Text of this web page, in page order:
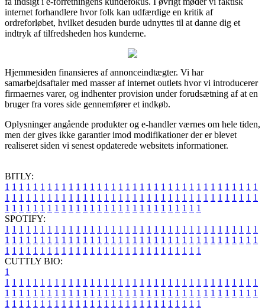
internet forhandlere hvor folk kan udfærdige en kritik af
ordreforløbet, hvilket desuden burde udnyttes til at danne dig et
indtryk af tilfredsheden hos kunderne.
Hjemmesiden finansieres af annonceindtægter. Vi har
samarbejdsaftaler med masser af internet outlets hvor vi introducerer
firmaernes varer, og indhenter provision under forudsætning af at en
bruger fra vores side gennemfører et indkøb.
Oplysninger angående produkter og e-handler værnes om hele tiden,
men der gives ikke garantier imod modifikationer der er blevet
realiseret siden vi senest opdaterede websitets informationer.
BITLY:
1 1 1 1 1 1 1 1 1 1 1 1 1 1 1 1 1 1 1 1 1 1 1 1 1 1 1 1 1 1 1 1 1 1 1 1
1 1 1 1 1 1 1 1 1 1 1 1 1 1 1 1 1 1 1 1 1 1 1 1 1 1 1 1 1 1 1 1 1 1 1 1
1 1 1 1 1 1 1 1 1 1 1 1 1 1 1 1 1 1 1 1 1 1 1 1 1 1 1 1
SPOTIFY:
1 1 1 1 1 1 1 1 1 1 1 1 1 1 1 1 1 1 1 1 1 1 1 1 1 1 1 1 1 1 1 1 1 1 1 1
1 1 1 1 1 1 1 1 1 1 1 1 1 1 1 1 1 1 1 1 1 1 1 1 1 1 1 1 1 1 1 1 1 1 1 1
1 1 1 1 1 1 1 1 1 1 1 1 1 1 1 1 1 1 1 1 1 1 1 1 1 1 1 1
CUTTLY BIO:
1
1 1 1 1 1 1 1 1 1 1 1 1 1 1 1 1 1 1 1 1 1 1 1 1 1 1 1 1 1 1 1 1 1 1 1 1
1 1 1 1 1 1 1 1 1 1 1 1 1 1 1 1 1 1 1 1 1 1 1 1 1 1 1 1 1 1 1 1 1 1 1 1
1 1 1 1 1 1 1 1 1 1 1 1 1 1 1 1 1 1 1 1 1 1 1 1 1 1 1 1